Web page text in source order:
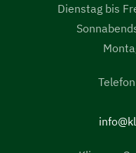
Dienstag bis